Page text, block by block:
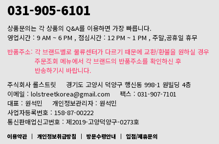
031-905-6101
상품문의는 각 상품의 Q&A를 이용하면 가장 빠릅니다.
영업시간 : 9 AM ~ 6 PM , 점심시간 : 12 PM ~ 1 PM , 주말,공휴일 휴무
반품주소: 각 브랜드별로 물류센터가 다르기 때문에 교환/환불을 원하실 경우
주문조회 메뉴에서 각 브랜드의 반품주소를 확인하신 후
반송하기시 바랍니다.
주식회사 롤스트릿
경기도 고양시 덕양구 행신동 998-1 원빌딩 4층
이메일 : lolstreetkorea@gmail.com
팩스 : 031-907-7101
대표 : 원석민
개인정보관리자 : 원석민
사업자등록번호 : 158-87-00222
통신판매업신고번호 : 제2019-고양덕양구-0273호
이용약관 개인정보취급방침 방문수령안내 입점/제휴문의